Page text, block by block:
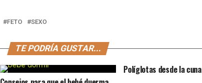
FETO SEXO
TE PODRÍA GUSTAR...
Políglotas desde la cuna